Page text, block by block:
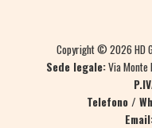
Copyright © 2026 HD
Sede legale:Via
Telefono /